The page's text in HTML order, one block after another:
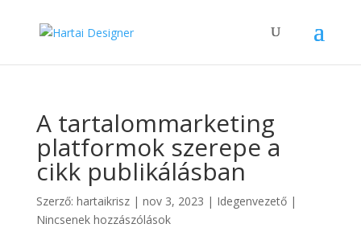
A tartalommarketing
platformok szerepe a
cikk publikálásban
Szerző: hartaikrisz| nov 3, 2023 | Idegenvezető|
Nincsenek hozzászólások